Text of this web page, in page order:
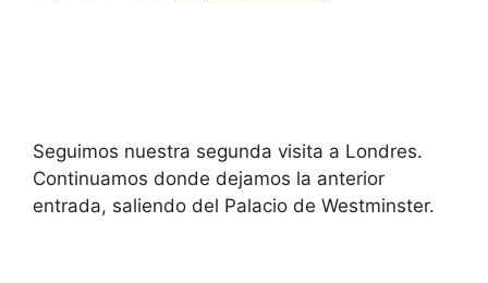
Seguimos nuestra segunda visita a Londres.
Continuamos donde dejamos la anterior
entrada, saliendo del Palacio de Westminster.